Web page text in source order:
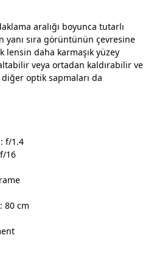
aralığı boyunca tutarlı
yanı sıra görüntünün çevresine
lensin daha karmaşık yüzey
veya ortadan kaldırabilir ve
optik sapmaları da
f/1.4
16
80 cm